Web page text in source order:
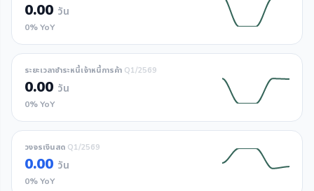
0.00 วัน
0% YoY
ระยะเวลาชำระหนี้เจ้าหนี้การค้า Q1/2569
0.00 วัน
0% YoY
วงจรเงินสด Q1/2569
0.00 วัน
0% YoY